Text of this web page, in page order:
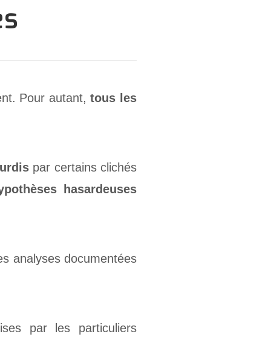
Pour autant,tous les
par certains clichés
hasardeuses
analyses documentées
par les particuliers